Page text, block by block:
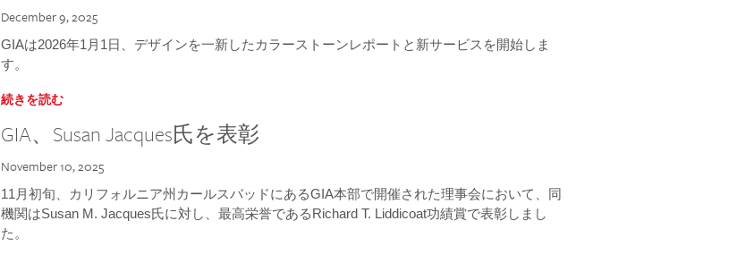
December 9, 2025
GIAは2026年1月1日、デザインを一新したカラーストーンレポートと新サービスを開始しま
す。
続きを読む
GIA、Susan Jacques氏を表彰
November 10, 2025
11月初旬、カリフォルニア州カールスバッドにあるGIA本部で開催された理事会において、同
機関はSusan M. Jacques氏に対し、最高栄誉であるRichard T. Liddicoat功績賞で表彰しまし
た。